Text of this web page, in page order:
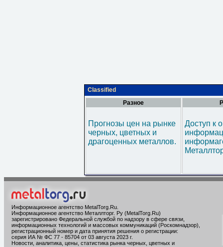
Classified
Разное
Прогнозы цен на рынке
черных, цветных и
драгоценных металлов.
Доступ к
Информационное агентство MetalTorg.Ru
Информационное агентство Металлторг. Ру (MetalTorg.Ru)
зарегистрировано Федеральной службой по надзору в сфере связи,
информационных технологий и массовых коммуникаций (Роскомнадзор),
регистрационный номер и дата принятия решения о регистрации:
серия ИА № ФС 77 - 85704 от 03 августа 2023 г.
Новости, аналитика, цены, статистика рынка черных, цветных и